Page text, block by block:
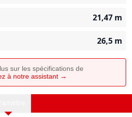
21,47 m
26,5 m
sur les spécifications de
à notre assistant →